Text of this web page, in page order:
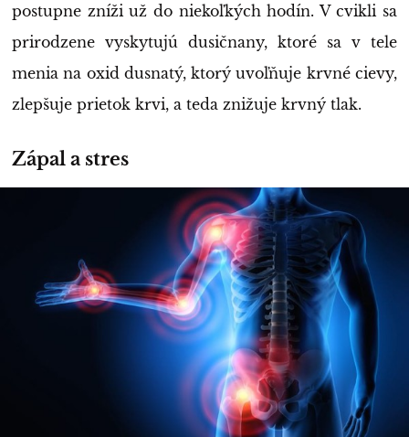
postupne zníži už do niekoľkých hodín. V cvikli sa
prirodzene vyskytujú dusičnany, ktoré sa v tele
menia na oxid dusnatý, ktorý uvoľňuje krvné cievy,
zlepšuje prietok krvi, a teda znižuje krvný tlak.
Zápal a stres